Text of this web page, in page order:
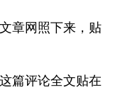
章网照下来，贴
篇评论全文贴在